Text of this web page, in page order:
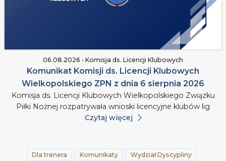
06.08.2026 • Komisja ds. Licencji Klubowych
Komunikat Komisji ds. Licencji Klubowych
Wielkopolskiego ZPN z dnia 6 sierpnia 2026
Komisja ds. Licencji Klubowych Wielkopolskiego Związku
Piłki Nożnej rozpatrywała wnioski licencyjne klubów lig
Czytaj więcej
Dla trenera Komunikaty Wydział Dyscypliny